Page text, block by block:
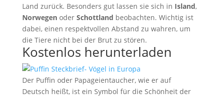
Land zurück. Besonders gut lassen sie sich in Island,
Norwegenoder Schottland beobachten. Wichtig ist
dabei, einen respektvollen Abstand zu wahren, um
die Tiere nicht bei der Brut zu stören.
Kostenlos herunterladen
Der Puffin oder Papageientaucher, wie er auf
Deutsch heißt, ist ein Symbol für die Schönheit der